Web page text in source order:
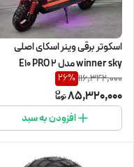
اسکوتر برقی وینر اسکای اصلی
winner sky مدل E10 PRO 2
116,342,000
26%
85,320,000
افزودن به سبد